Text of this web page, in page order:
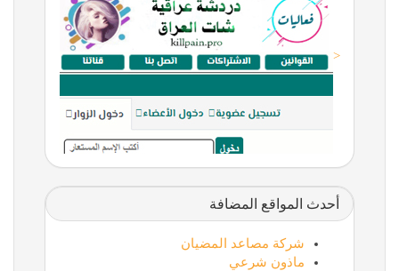
<
أحدث المواقع المضافة
شركة مصاعد المضيان
ماذون شرعي